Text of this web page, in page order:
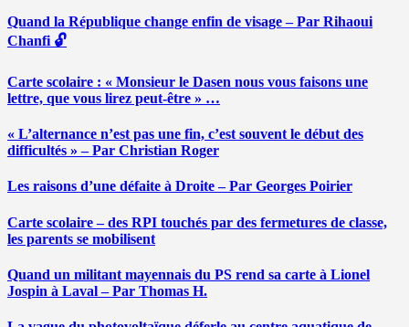
Quand la République change enfin de visage – Par Rihaoui
Chanfi 🔓
Carte scolaire : « Monsieur le Dasen nous vous faisons une
lettre, que vous lirez peut-être » …
« L’alternance n’est pas une fin, c’est souvent le début des
difficultés » – Par Christian Roger
Les raisons d’une défaite à Droite – Par Georges Poirier
Carte scolaire – des RPI touchés par des fermetures de classe,
les parents se mobilisent
Quand un militant mayennais du PS rend sa carte à Lionel
Jospin à Laval – Par Thomas H.